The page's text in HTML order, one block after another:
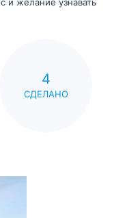
и желание узнавать
4
СДЕЛАНО